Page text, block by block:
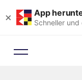
× App
Schneller